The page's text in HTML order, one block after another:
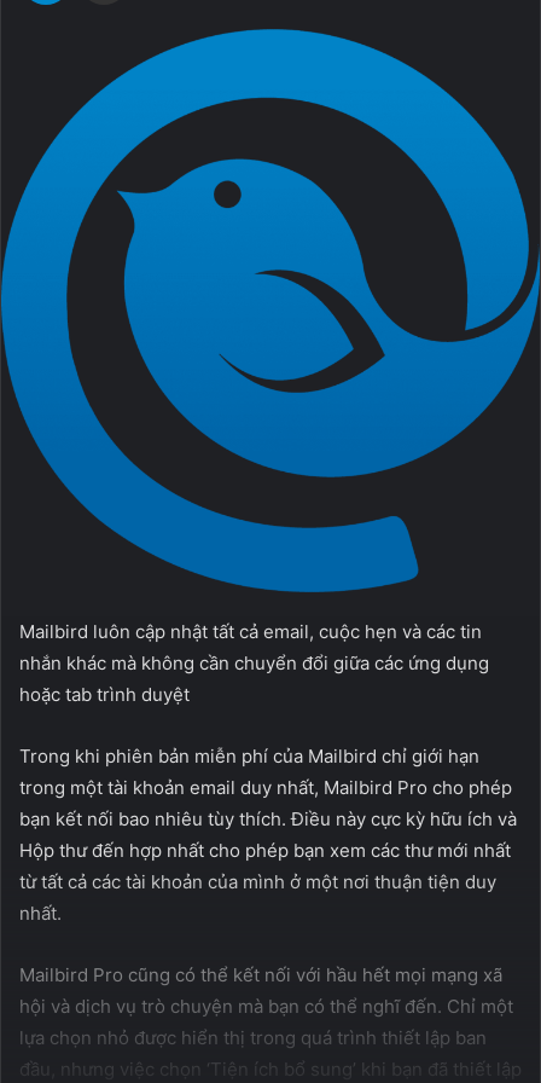
Mailbird luôn cập nhật tất cả email, cuộc hẹn và các tin
nhắn khác mà không cần chuyển đổi giữa các ứng dụng
hoặc tab trình duyệt
Trong khi phiên bản miễn phí của Mailbird chỉ giới hạn
trong một tài khoản email duy nhất, Mailbird Pro cho phép
bạn kết nối bao nhiêu tùy thích. Điều này cực kỳ hữu ích và
Hộp thư đến hợp nhất cho phép bạn xem các thư mới nhất
từ ​​tất cả các tài khoản của mình ở một nơi thuận tiện duy
nhất.
Mailbird Pro cũng có thể kết nối với hầu hết mọi mạng xã
hội và dịch vụ trò chuyện mà bạn có thể nghĩ đến. Chỉ một
lựa chọn nhỏ được hiển thị trong quá trình thiết lập ban
đầu, nhưng việc chọn ‘Tiện ích bổ sung’ khi bạn đã thiết lập